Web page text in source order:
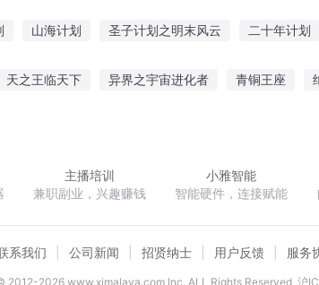
山海计划 圣子计划之明末风云 二十年计划
天之王临天下 异界之宇宙进化者 青铜王座
主播培训
兼职副业，兴趣赚钱
小雅智能
智能硬件，连接赋能
系我们 公司新闻 招贤纳士 用户反馈 服务
2012-2026www.ximalaya.com lnc. ALL Rights Reserved 沪